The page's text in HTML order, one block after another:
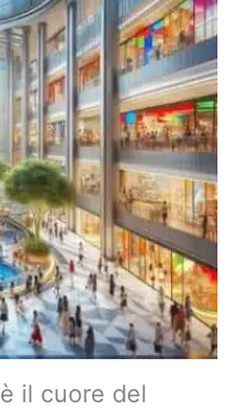
è il cuore del